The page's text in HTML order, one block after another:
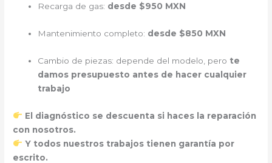
Recarga de gas: desde $950 MXN
Mantenimiento completo: desde $850 MXN
Cambio de piezas: depende del modelo, pero te
damos presupuesto antes de hacer cualquier
trabajo
El diagnóstico se descuenta si haces la reparación
con nosotros.
Y todos nuestros trabajos tienen garantía por
escrito.